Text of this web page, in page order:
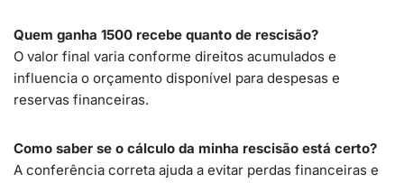
Quem ganha 1500 recebe quanto de rescisão?
O valor final varia conforme direitos acumulados e
influencia o orçamento disponível para despesas e
reservas financeiras.
Como saber se o cálculo da minha rescisão está certo?
A conferência correta ajuda a evitar perdas financeiras e